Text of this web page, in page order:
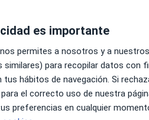
y superheroínas como ejemplo,
interior, solo debe tener las
un mundo interior en el que
cada vez que tengas un
y comienza a brillar,
ser tú con toda tu fuerza y
es importante
permites a nosotros y a
similares) para recopilar datos con
tus hábitos de navegación. Si
el correcto uso de nuestra
preferencias en cualquier